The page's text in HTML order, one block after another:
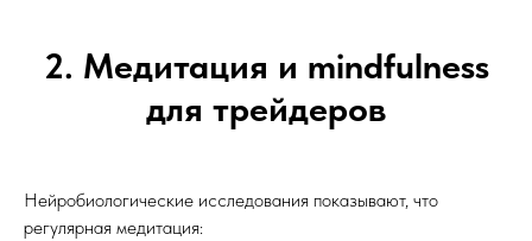
2. Медитация и mindfulness
для трейдеров
Нейробиологические исследования показывают, что
регулярная медитация: